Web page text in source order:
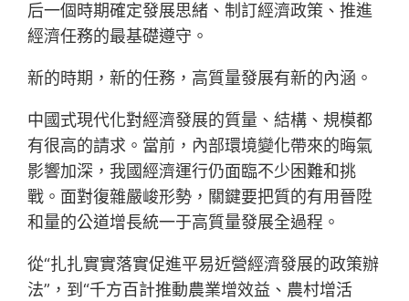
后一個時期確定發展思緒、制訂經濟政策、推進
經濟任務的最基礎遵守。
新的時期，新的任務，高質量發展有新的內涵。
中國式現代化對經濟發展的質量、結構、規模都
有很高的請求。當前，內部環境變化帶來的晦氣
影響加深，我國經濟運行仍面臨不少困難和挑
戰。面對復雜嚴峻形勢，關鍵要把質的有用晉陞
和量的公道增長統一于高質量發展全過程。
從“扎扎實實落實促進平易近營經濟發展的政策辦
法”，到“千方百計推動農業增效益、農村增活